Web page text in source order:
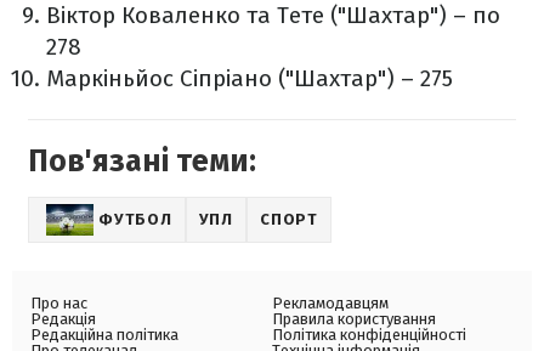
Віктор Коваленко та Тете ("Шахтар") – по
278
Маркіньйос Сіпріано ("Шахтар") – 275
Пов'язані теми:
ФУТБОЛ УПЛ СПОРТ
Про нас
Редакція
Редакційна політика
Рекламодавцям
Правила користування
Політика конфіденційності